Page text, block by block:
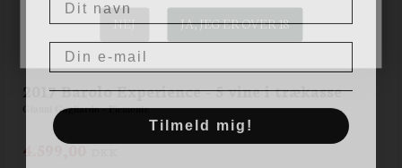
NEJ JA, JEG ER OVER 18
2017 Barolo Experience - 5 vine i trækasse
Gianni Gagliardo - Piemonte
4.599,00
Email
Tilmeld mig!